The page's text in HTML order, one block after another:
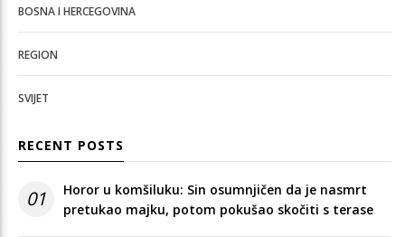
BOSNA I HERCEGOVINA
REGION
SVIJET
RECENT POSTS
01
Horor u komšiluku: Sin osumnjičen da je nasmrt
pretukao majku, potom pokušao skočiti s terase